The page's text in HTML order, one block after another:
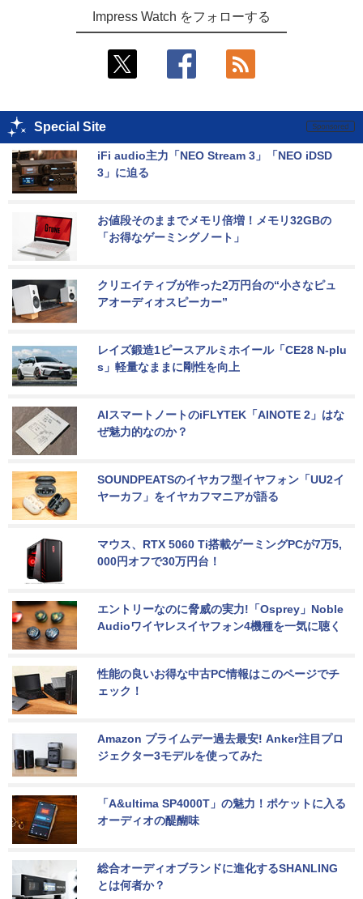
Impress Watch をフォローする
Special Site
iFi audio主力「NEO Stream 3」「NEO iDSD
3」に迫る
お値段そのままでメモリ倍増！メモリ32GBの
「お得なゲーミングノート」
クリエイティブが作った2万円台の“小さなピュ
アオーディオスピーカー”
レイズ鍛造1ピースアルミホイール「CE28 N-plu
s」軽量なままに剛性を向上
AIスマートノートのiFLYTEK「AINOTE 2」はな
ぜ魅力的なのか？
SOUNDPEATSのイヤカフ型イヤフォン「UU2イ
ヤーカフ」をイヤカフマニアが語る
マウス、RTX 5060 Ti搭載ゲーミングPCが7万5,
000円オフで30万円台！
エントリーなのに脅威の実力!「Osprey」Noble
Audioワイヤレスイヤフォン4機種を一気に聴く
性能の良いお得な中古PC情報はこのページでチ
ェック！
Amazon プライムデー過去最安! Anker注目プロ
ジェクター3モデルを使ってみた
「A&ultima SP4000T」の魅力！ポケットに入る
オーディオの醍醐味
総合オーディオブランドに進化するSHANLING
とは何者か？